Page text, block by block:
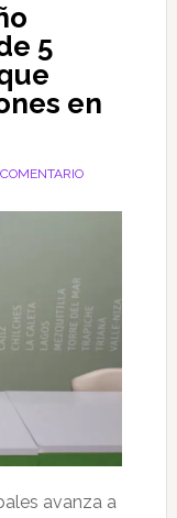
5
en
avanza a